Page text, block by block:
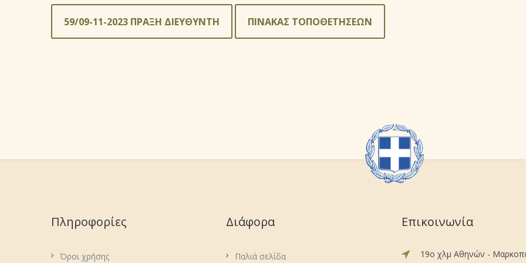
59/09-11-2023 ΠΡΑΞΗ ΔΙΕΥΘΥΝΤΗ ΠΙΝΑΚΑΣ ΤΟΠΟΘΕΤΗΣΕΩΝ
Πληροφορίες
Όροι χρήσης
Διάφορα
Παλιά σελίδα
Επικοινωνία
19ο χλμ Αθηνών -